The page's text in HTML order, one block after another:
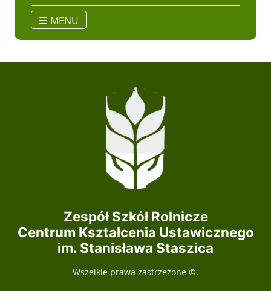
MENU
Zespół Szkół Rolnicze
Centrum Kształcenia Ustawicznego
im. Stanisława Staszica
Wszelkie prawa zastrzeżone ©.